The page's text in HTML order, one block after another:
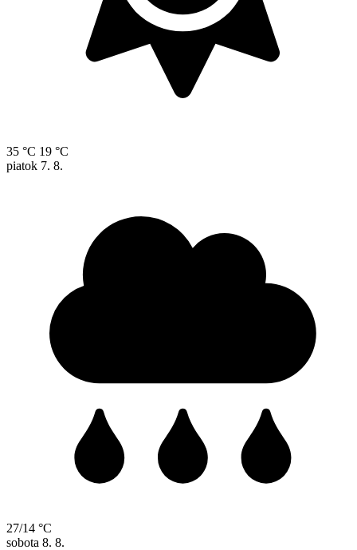
35 °C 19 °C
piatok 7. 8.
27/14 °C
sobota 8. 8.